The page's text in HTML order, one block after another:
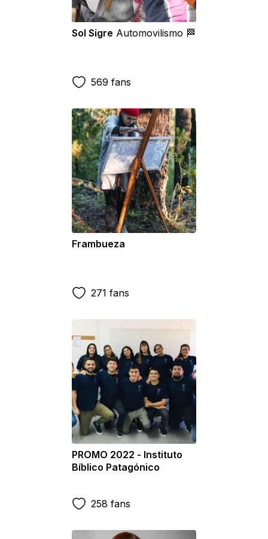
Sol Sigre Automovilismo 🏁
569 fans
Frambueza
271 fans
PROMO 2022 - Instituto
Bíblico Patagónico
258 fans